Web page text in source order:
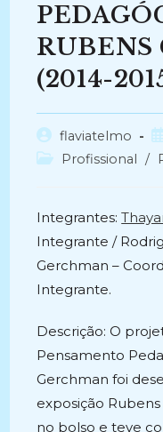
RUBENS
(2014-
Autor
do
flaviatelmo
Categoria
Profissional /
Integrantes:
Integrante /
Gerchman –
Integrante.
Descrição: O
Pensamento
Gerchman foi
exposição
no bolso e teve